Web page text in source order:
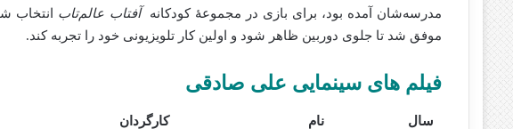
مدرسه‌شان آ‌‌مده‌‌ بود، برای بازی در مجموعهٔ کودکانهآفتاب عالم‌تاب انتخاب
موفق شد تا جلوی دوربین ظاهر شود و اولین کار تلویزیونی خود را تجربه کند.
فیلم های سینمایی علی صادقی
سال نام کارگردان